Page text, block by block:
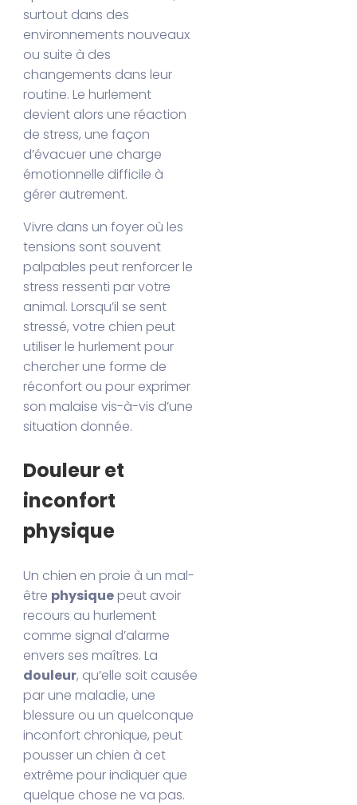
surtout dans des
environnements nouveaux
ou suite à des
changements dans leur
routine. Le hurlement
devient alors une réaction
de stress, une façon
d’évacuer une charge
émotionnelle difficile à
gérer autrement.
Vivre dans un foyer où les
tensions sont souvent
palpables peut renforcer le
stress ressenti par votre
animal. Lorsqu’il se sent
stressé, votre chien peut
utiliser le hurlement pour
chercher une forme de
réconfort ou pour exprimer
son malaise vis-à-vis d’une
situation donnée.
Douleur et
inconfort
physique
Un chien en proie à un mal-
être physique peut avoir
recours au hurlement
comme signal d’alarme
envers ses maîtres. La
douleur, qu’elle soit causée
par une maladie, une
blessure ou un quelconque
inconfort chronique, peut
pousser un chien à cet
extrême pour indiquer que
quelque chose ne va pas.